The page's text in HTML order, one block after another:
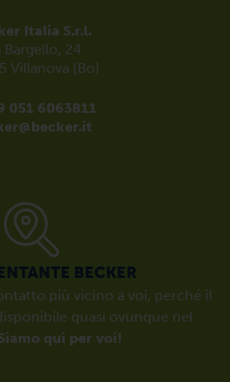
Italia S.r.l.
Bargello, 24
Villanova (Bo)
051 6063811
BECKER
più vicino a voi, perché il
quasi ovunque nel
qui per voi!